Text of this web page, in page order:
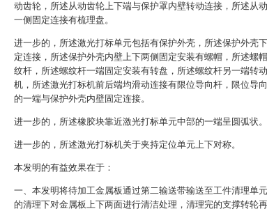
动齿轮，所述从动齿轮上下端与保护罩内壁转动连接，所述从
一侧固定连接有梳理盘。
进一步的，所述激光打标单元包括有保护外壳，所述保护外壳
定连接，所述保护外壳内壁上下两侧固定安装有螺帽，所述螺
纹杆，所述螺纹杆一端固定安装有转盘，所述螺纹杆另一端转
机，所述激光打标机前后端均滑动连接有限位导向杆，限位导
的一端与保护外壳内壁固定连接。
进一步的，所述橡胶块靠近激光打标单元中部的一端呈圆弧状。
进一步的，所述激光打标机关于夹持定位单元上下对称。
本发明的有益效果在于：
一、本发明将待加工金属板通过第二输送带输送至工件清理单
的清理下对金属板上下两面进行清洁处理，清理完的支撑转轮